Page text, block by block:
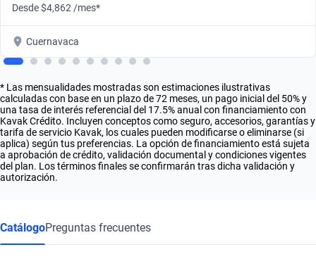
Desde $4,862 /mes*
Cuernavaca
* Las mensualidades mostradas son estimaciones ilustrativas
calculadas con base en un plazo de 72 meses, un pago inicial del 50% y
una tasa de interés referencial del 17.5% anual con financiamiento con
Kavak Crédito. Incluyen conceptos como seguro, accesorios, garantías y
tarifa de servicio Kavak, los cuales pueden modificarse o eliminarse (si
aplica) según tus preferencias. La opción de financiamiento está sujeta
a aprobación de crédito, validación documental y condiciones vigentes
del plan. Los términos finales se confirmarán tras dicha validación y
autorización.
CatálogoPreguntas frecuentes